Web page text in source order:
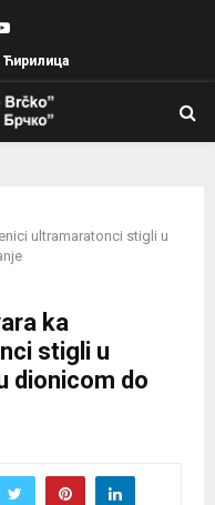
Youtube
Ћирилица
ultramaratonci stigli u
ka
stigli u
dionicom do